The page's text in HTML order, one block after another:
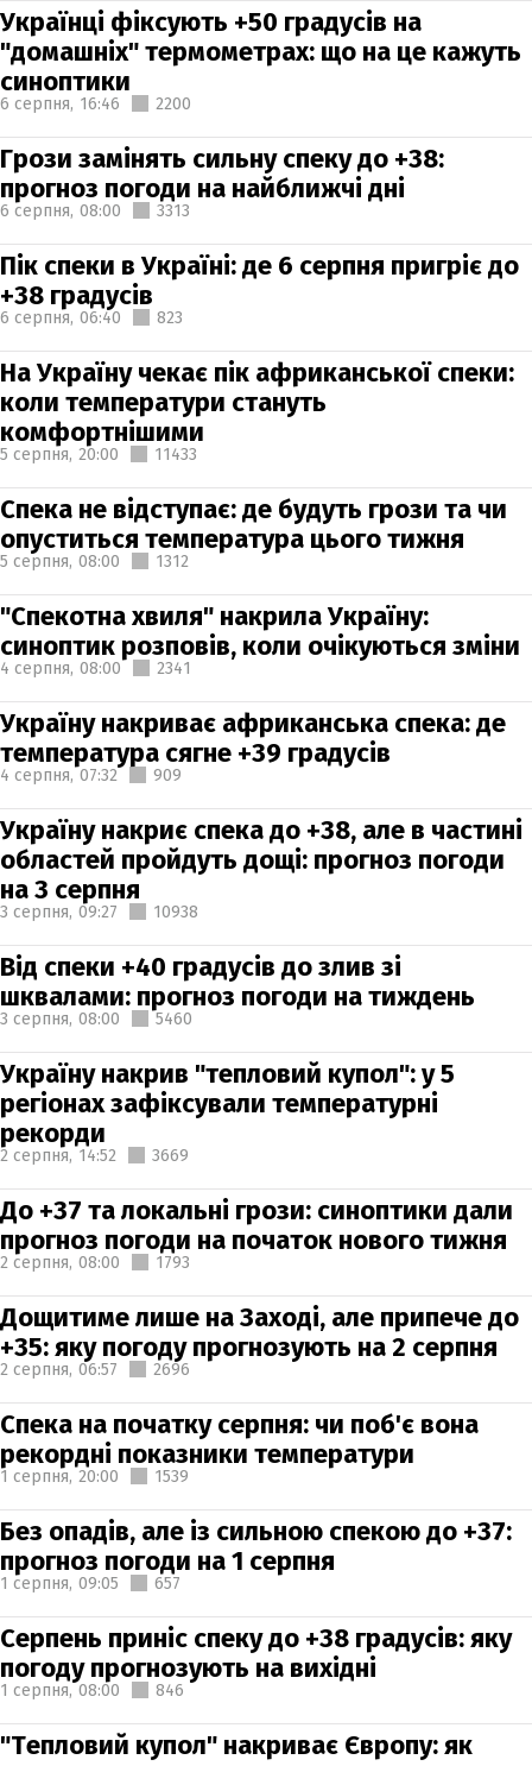
Українці фіксують +50 градусів на
"домашніх" термометрах: що на це кажуть
синоптики
6 серпня, 16:46 2200
Грози замінять сильну спеку до +38:
прогноз погоди на найближчі дні
6 серпня, 08:00 3313
Пік спеки в Україні: де 6 серпня пригріє до
+38 градусів
6 серпня, 06:40 823
На Україну чекає пік африканської спеки:
коли температури стануть
комфортнішими
5 серпня, 20:00 11433
Спека не відступає: де будуть грози та чи
опуститься температура цього тижня
5 серпня, 08:00 1312
"Спекотна хвиля" накрила Україну:
синоптик розповів, коли очікуються зміни
4 серпня, 08:00 2341
Україну накриває африканська спека: де
температура сягне +39 градусів
4 серпня, 07:32 909
Україну накриє спека до +38, але в частині
областей пройдуть дощі: прогноз погоди
на 3 серпня
3 серпня, 09:27 10938
Від спеки +40 градусів до злив зі
шквалами: прогноз погоди на тиждень
3 серпня, 08:00 5460
Україну накрив "тепловий купол": у 5
регіонах зафіксували температурні
рекорди
2 серпня, 14:52 3669
До +37 та локальні грози: синоптики дали
прогноз погоди на початок нового тижня
2 серпня, 08:00 1793
Дощитиме лише на Заході, але припече до
+35: яку погоду прогнозують на 2 серпня
2 серпня, 06:57 2696
Спека на початку серпня: чи поб'є вона
рекордні показники температури
1 серпня, 20:00 1539
Без опадів, але із сильною спекою до +37:
прогноз погоди на 1 серпня
1 серпня, 09:05 657
Серпень приніс спеку до +38 градусів: яку
погоду прогнозують на вихідні
1 серпня, 08:00 846
"Тепловий купол" накриває Європу: як